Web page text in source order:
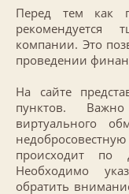
Перед тем как
компании. Это
проведении
На сайте
пунктов.
виртуального
происходит по
Необходимо
обратить